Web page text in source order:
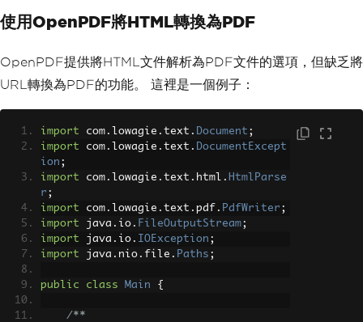
            myPdf
saveAs ( Paths
l.pdf"));
            e
.printStackTrace();
}
使用OpenPDF將HTML轉換為PDF
OpenPDF提供將HTML文件解析為PDF文件的選項，但缺乏將
URL轉換為PDF的功能。 這裡是一個例子：
import com . lowagie . text . Document ;
import com . lowagie . text . DocumentExcept
ion ;
import com . lowagie . text . html . HtmlParse
r ;
import com . lowagie . text . pdf . PdfWriter ;
import java . io . FileOutputStream;
import java . io . IOException ;
import java . nio . file . Paths ;
public class Main {
/**